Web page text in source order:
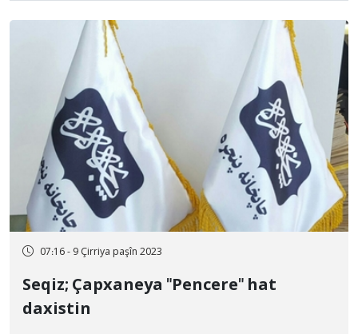
07:16 - 9 Çirriya paşîn 2023
Seqiz; Çapxaneya "Pencere" hat
daxistin